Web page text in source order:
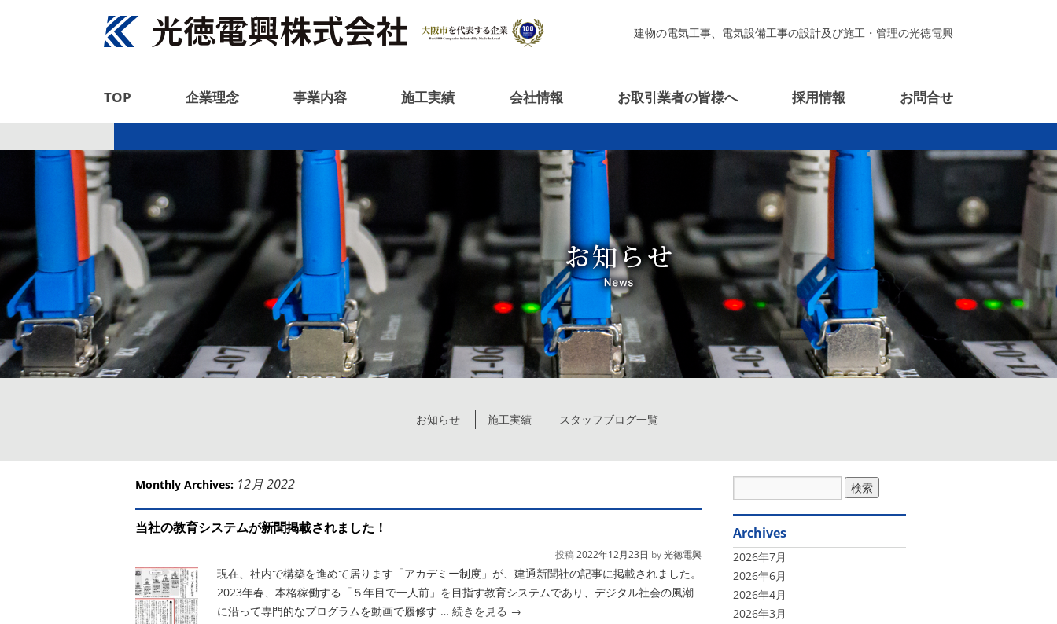
建物の電気工事、電気設備工事の設計及び施工・管理の光徳電興
TOP 企業理念 事業内容 施工実績 会社情報 お取引業者の皆様へ 採用情報 お問合せ
お知らせ 施工実績 スタッフブログ一覧
Monthly Archives: 12月 2022
当社の教育システムが新聞掲載されました！
投稿 2022年12月23日 by光徳電興
現在、社内で構築を進めて居ります「アカデミー制度」が、建通新聞社の記事に掲載されました。
2023年春、本格稼働する「５年目で一人前」を目指す教育システムであり、デジタル社会の風潮
に沿って専門的なプログラムを動画で履修す … 続きを見る →
Archives
2026年7月
2026年6月
2026年4月
2026年3月